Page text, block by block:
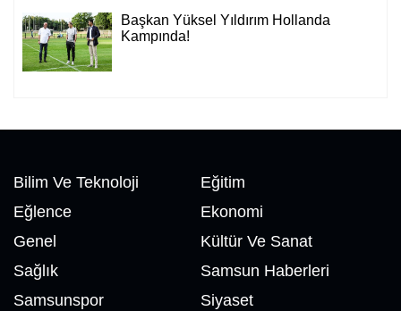
Başkan Yüksel Yıldırım Hollanda
Kampında!
Bilim Ve Teknoloji
Eğitim
Eğlence
Ekonomi
Genel
Kültür Ve Sanat
Sağlık
Samsun Haberleri
Samsunspor
Siyaset